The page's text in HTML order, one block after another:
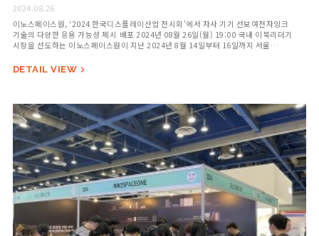
2024.08.26
이노스페이스원, '2024 한국디스플레이산업 전시회'에서 자사 기기 선보여전자잉크
기술의 다양한 응용 가능성 제시 배포 2024년 08월 26일(월) 19:00 국내 이북리더기
시장을 선도하는 이노스페이스원이 지난 2024년 8월 14일부터 16일까지 서울
선보였다. 이노스페이스원은 글로벌 전자잉크 디스플레이 시장의 세계 1위 기업 이잉크
DETAIL VIEW 